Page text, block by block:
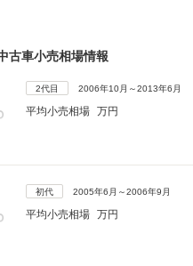
古車小売相場情報
2代目 2006年10月～2013年6月
平均小売相場 万円
初代 2005年6月～2006年9月
平均小売相場 万円